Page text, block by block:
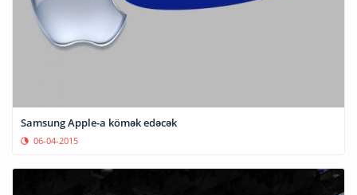
Samsung Apple-a kömək edəcək
06-04-2015